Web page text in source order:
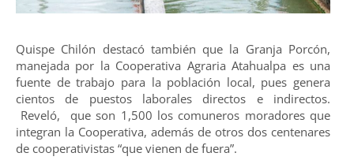
Quispe Chilón destacó también que la Granja Porcón,
manejada por la Cooperativa Agraria Atahualpa es una
fuente de trabajo para la población local, pues genera
cientos de puestos laborales directos e indirectos.
Reveló, que son 1,500 los comuneros moradores que
integran la Cooperativa, además de otros dos centenares
de cooperativistas “que vienen de fuera”.